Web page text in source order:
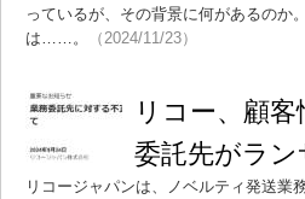
っているが、その背景に何があるのか
は……。
（2024/11/23）
リコー、顧
委託先がラ
リコージャパンは、ノベルティ発送業